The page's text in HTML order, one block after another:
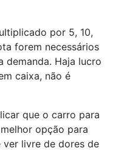
por 5, 10,
forem necessários
demanda. Haja lucro
caixa, não é
que o carro para
opção para
ver livre de dores de